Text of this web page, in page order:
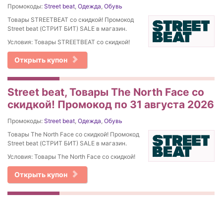
Промокоды: Street beat, Одежда, Обувь
Товары STREETBEAT со скидкой! Промокод
Street beat (СТРИТ БИТ) SALE в магазин.
Условия: Товары STREETBEAT со скидкой!
Открыть купон
Street beat, Товары The North Face со
скидкой! Промокод по 31 августа 2026
Промокоды: Street beat, Одежда, Обувь
Товары The North Face со скидкой! Промокод
Street beat (СТРИТ БИТ) SALE в магазин.
Условия: Товары The North Face со скидкой!
Открыть купон